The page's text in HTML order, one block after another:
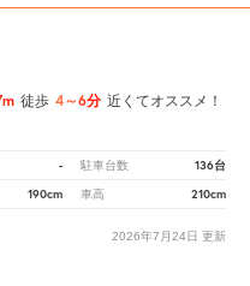
徒歩 4～6分 近くてオススメ！
- 駐車台数 136台
190cm 車高 210cm
2026年7月24日 更新